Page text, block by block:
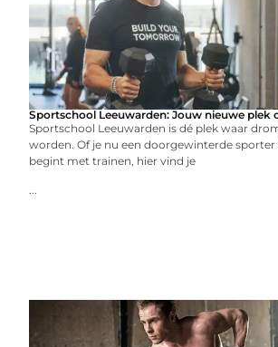
Sportschool Leeuwarden: Jouw nieuwe plek
Sportschool Leeuwarden is dé plek waar
worden. Of je nu een doorgewinterde
begint met trainen, hier vind je
...